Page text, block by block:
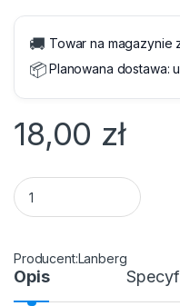
🚚 Towar na magazynie
📦Planowana dostawa:
18,00 zł
Kabel RJ45/RJ45 3 m
Lanberg
Opis